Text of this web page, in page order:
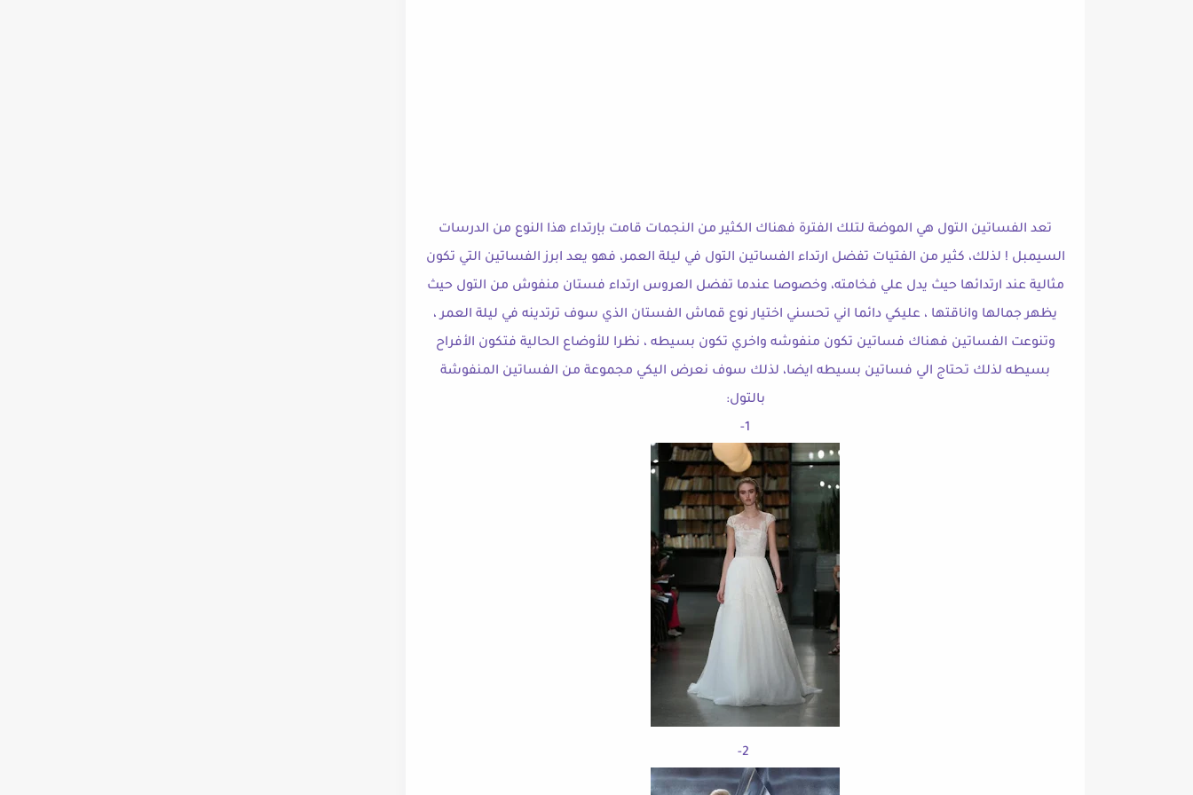
تعد الفساتين التول هي الموضة لتلك الفترة فهناك الكثير من النجمات قامت بإرتداء هذا النوع من الدرسات
السيمبل ! لذلك، كثير من الفتيات تفضل ارتداء الفساتين التول في ليلة العمر، فهو يعد ابرز الفساتين التي تكون
مثالية عند ارتدائها حيث يدل علي فخامته، وخصوصا عندما تفضل العروس ارتداء فستان منفوش من التول حيث
يظهر جمالها واناقتها ، عليكي دائما اني تحسني اختيار نوع قماش الفستان الذي سوف ترتدينه في ليلة العمر ،
وتنوعت الفساتين فهناك فساتين تكون منفوشه واخري تكون بسيطه ، نظرا للأوضاع الحالية فتكون الأفراح
بسيطه لذلك تحتاج الي فساتين بسيطه ايضا، لذلك سوف نعرض اليكي مجموعة من الفساتين المنفوشة
بالتول:
1-